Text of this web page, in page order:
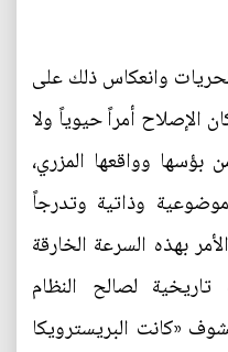
وانعكاس ذلك على
الإصلاح أمراً حيوياً ولا
بؤسها وواقعها المزري،
وذاتية وتدرجاً
بهذه السرعة الخارقة
لصالح النظام
«كانت البريسترويكا